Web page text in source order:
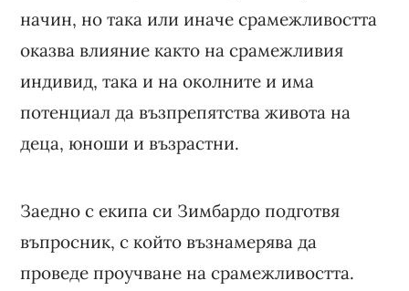
начин, но така или иначе срамежливостта
оказва влияние както на срамежливия
индивид, така и на околните и има
потенциал да възпрепятства живота на
деца, юноши и възрастни.
Заедно с екипа си Зимбардо подготвя
въпросник, с който възнамерява да
проведе проучване на срамежливостта.